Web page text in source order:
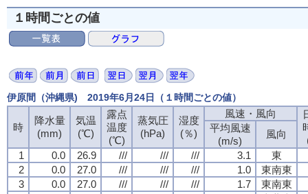
１時間ごとの値
伊原間（沖縄県) 2019年6月24日（１時間ごとの値）
時
降水量
(mm)
気温
(℃)
露点
温度
(℃)
蒸気圧
(hPa)
湿度
(％)
風速・風向
平均風速
(m/s)
風向
1
0.0 26.9 /// /// /// 3.1
東
2
0.0 27.0 /// /// /// 1.0
東南東
3
0.0 27.0 /// /// /// 1.7
東南東